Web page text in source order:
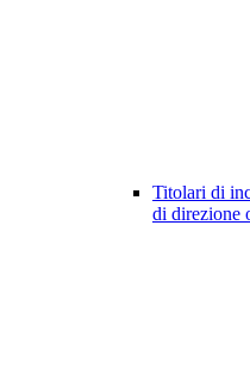
Titolari di
di direzione